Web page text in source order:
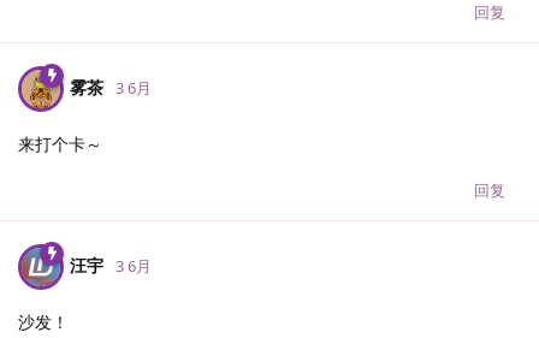
回复
雾茶 3 6月
来打个卡～
回复
汪宇 3 6月
沙发！